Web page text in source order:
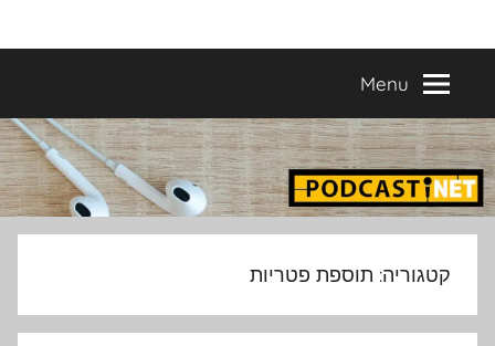
to
content
פודקאסטים
נבחרים
בהפקת
פודקאסטיקו
PODCASTI.CO
מעולים
–
פודקאסטיקו
Menu
קטגוריה: תוספת פטריות